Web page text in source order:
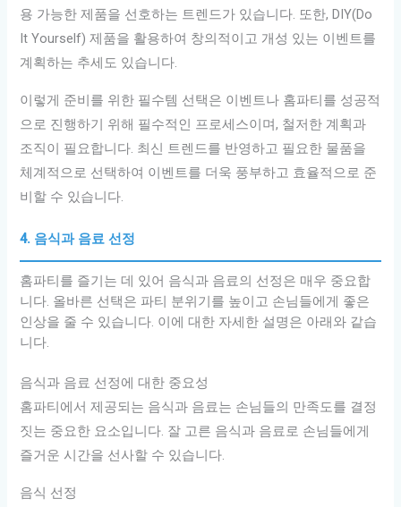
용 가능한 제품을 선호하는 트렌드가 있습니다. 또한, DIY(Do
It Yourself) 제품을 활용하여 창의적이고 개성 있는 이벤트를
계획하는 추세도 있습니다.
이렇게 준비를 위한 필수템 선택은 이벤트나 홈파티를 성공적
으로 진행하기 위해 필수적인 프로세스이며, 철저한 계획과
조직이 필요합니다. 최신 트렌드를 반영하고 필요한 물품을
체계적으로 선택하여 이벤트를 더욱 풍부하고 효율적으로 준
비할 수 있습니다.
4. 음식과 음료 선정
홈파티를 즐기는 데 있어 음식과 음료의 선정은 매우 중요합
니다. 올바른 선택은 파티 분위기를 높이고 손님들에게 좋은
인상을 줄 수 있습니다. 이에 대한 자세한 설명은 아래와 같습
니다.
음식과 음료 선정에 대한 중요성
홈파티에서 제공되는 음식과 음료는 손님들의 만족도를 결정
짓는 중요한 요소입니다. 잘 고른 음식과 음료로 손님들에게
즐거운 시간을 선사할 수 있습니다.
음식 선정